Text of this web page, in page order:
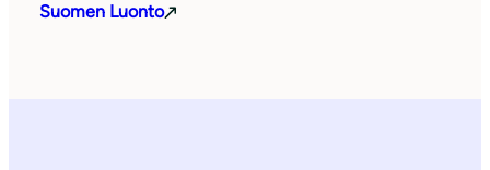
Suomen Luonto